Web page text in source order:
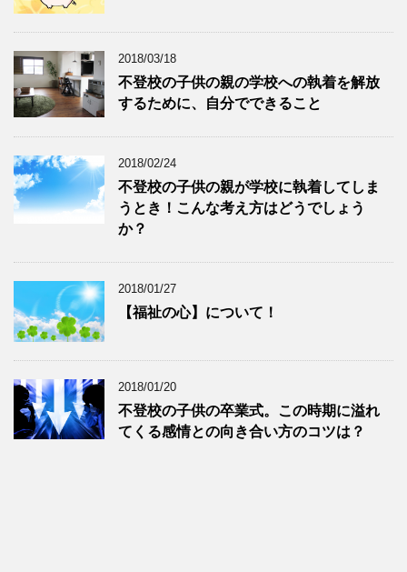
2018/03/18
不登校の子供の親の学校への執着を解放
するために、自分でできること
2018/02/24
不登校の子供の親が学校に執着してしま
うとき！こんな考え方はどうでしょう
か？
2018/01/27
【福祉の心】について！
2018/01/20
不登校の子供の卒業式。この時期に溢れ
てくる感情との向き合い方のコツは？